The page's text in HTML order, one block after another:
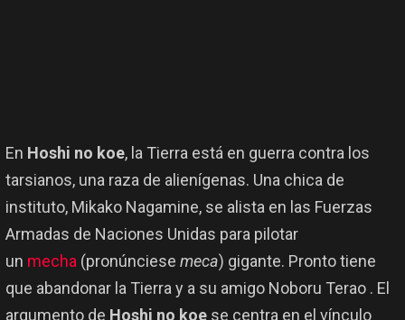
En Hoshi no koe, la Tierra está en guerra contra los
tarsianos, una raza de alienígenas. Una chica de
instituto, Mikako Nagamine, se alista en las Fuerzas
Armadas de Naciones Unidas para pilotar
un mecha (pronúnciese meca) gigante. Pronto tiene
que abandonar la Tierra y a su amigo Noboru Terao . El
argumento de Hoshi no koe se centra en el vínculo